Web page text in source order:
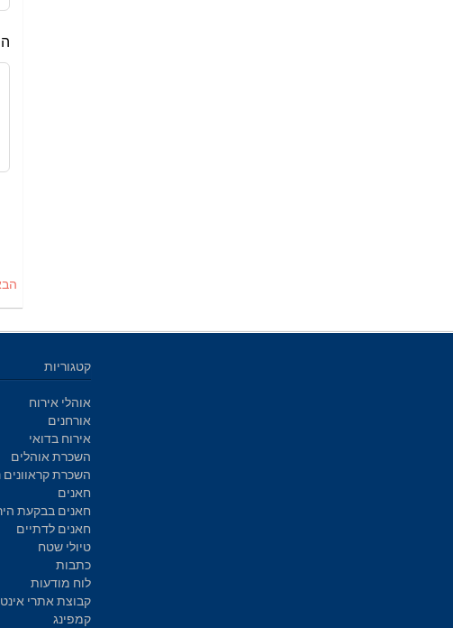
קטגוריות
אוהלי אירוח
אורחנים
אירוח בדואי
השכרת אוהלים
השכרת קראוונים
חאנים
חאנים בבקעת
חאנים לדתיים
טיולי שטח
כתבות
לוח מודעות
קבוצת אתרי
קמפינג